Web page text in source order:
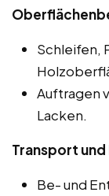
Schleifen,
Auftragen
Lacken.
Transport
Be- und